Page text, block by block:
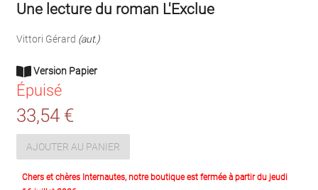
Une lecture du roman L'Exclue
Vittori Gérard (aut.)
Version Papier
Épuisé
33,54 €
AJOUTER AU PANIER
Chers et chères Internautes, notre boutique est fermée à partir du jeudi